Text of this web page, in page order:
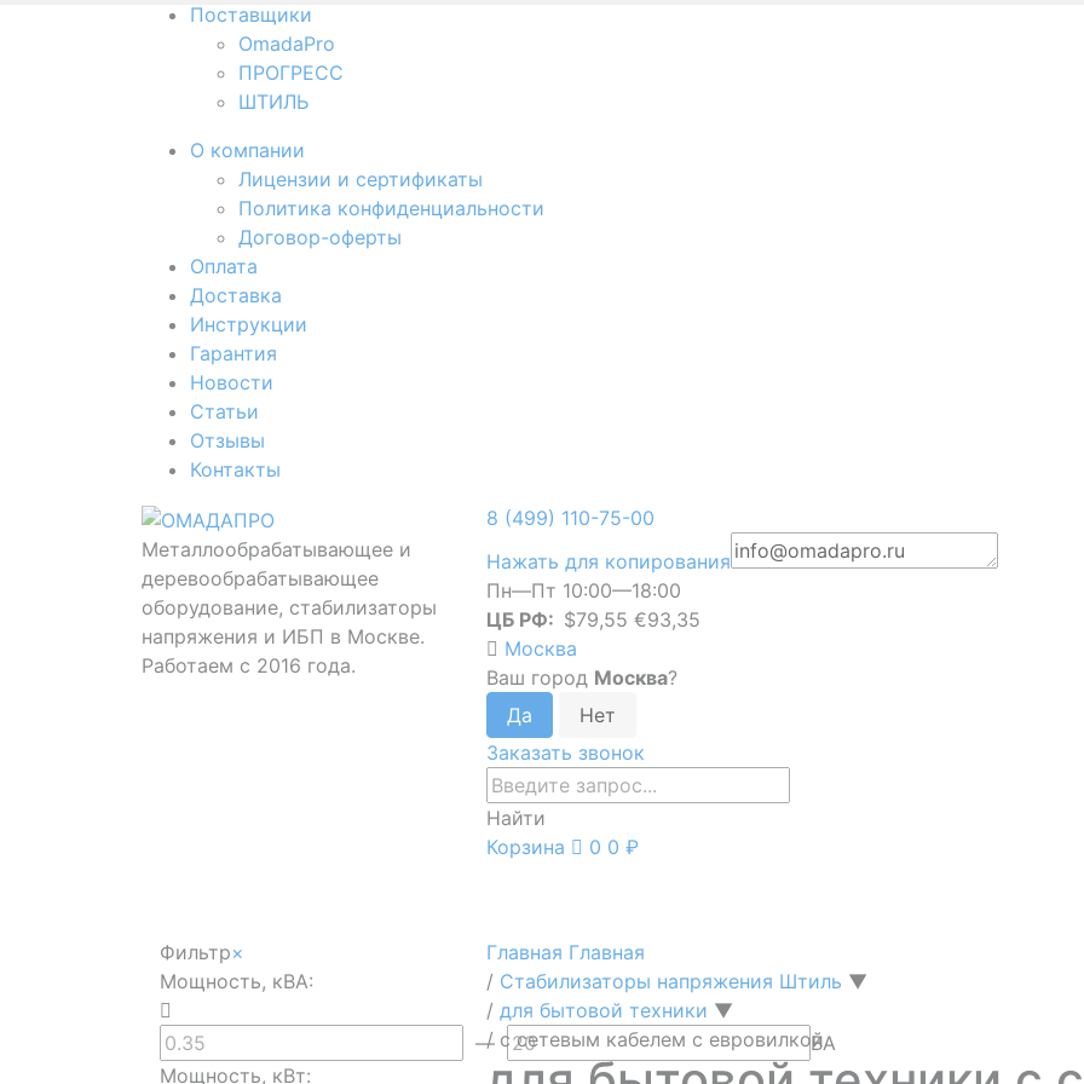
Поставщики
OmadaPro
ПРОГРЕСС
ШТИЛЬ
О компании
Лицензии и сертификаты
Политика конфиденциальности
Договор-оферты
Оплата
Доставка
Инструкции
Гарантия
Новости
Cтатьи
Отзывы
Контакты
Металлообрабатывающее и
деревообрабатывающее
оборудование, стабилизаторы
напряжения и ИБП в Москве.
Работаем с 2016 года.
8 (499) 110-75-00
Нажать для копирования
Пн—Пт 10:00—18:00
ЦБ РФ: $79,55 €93,35
Москва
Ваш город Москва?
Заказать звонок
Найти
Корзина
0 0 ₽
Фильтр×
Мощность, кВА:
—
ВА
Мощность, кВт:
Главная Главная
/ Стабилизаторы напряжения Штиль ▼
/ для бытовой техники ▼
/ с сетевым кабелем с евровилкой